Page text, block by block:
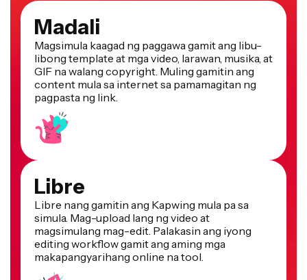
Madali
Magsimula kaagad ng paggawa gamit ang libu-
libong template at mga video, larawan, musika, at
GIF na walang copyright. Muling gamitin ang
content mula sa internet sa pamamagitan ng
pagpasta ng link.
Libre
Libre nang gamitin ang Kapwing mula pa sa
simula. Mag-upload lang ng video at
magsimulang mag-edit. Palakasin ang iyong
editing workflow gamit ang aming mga
makapangyarihang online na tool.